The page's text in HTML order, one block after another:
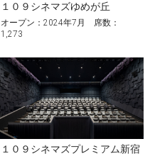
１０９シネマズゆめが丘
オープン：2024年7月 席数：
1,273
１０９シネマズプレミアム新宿